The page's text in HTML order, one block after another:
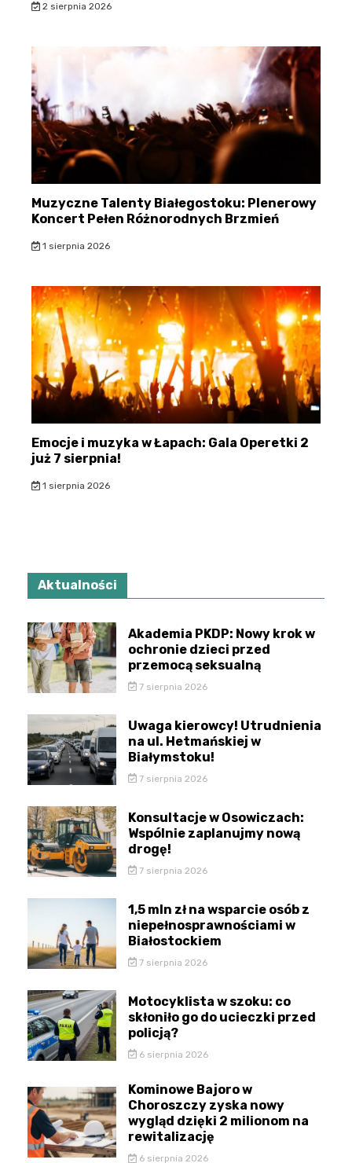
2 sierpnia 2026
Muzyczne Talenty Białegostoku: Plenerowy
Koncert Pełen Różnorodnych Brzmień
1 sierpnia 2026
Emocje i muzyka w Łapach: Gala Operetki 2
już 7 sierpnia!
1 sierpnia 2026
Aktualności
Akademia PKDP: Nowy krok w
ochronie dzieci przed
przemocą seksualną
7 sierpnia 2026
Uwaga kierowcy! Utrudnienia
na ul. Hetmańskiej w
Białymstoku!
7 sierpnia 2026
Konsultacje w Osowiczach:
Wspólnie zaplanujmy nową
drogę!
7 sierpnia 2026
1,5 mln zł na wsparcie osób z
niepełnosprawnościami w
Białostockiem
7 sierpnia 2026
Motocyklista w szoku: co
skłoniło go do ucieczki przed
policją?
6 sierpnia 2026
Kominowe Bajoro w
Choroszczy zyska nowy
wygląd dzięki 2 milionom na
rewitalizację
6 sierpnia 2026